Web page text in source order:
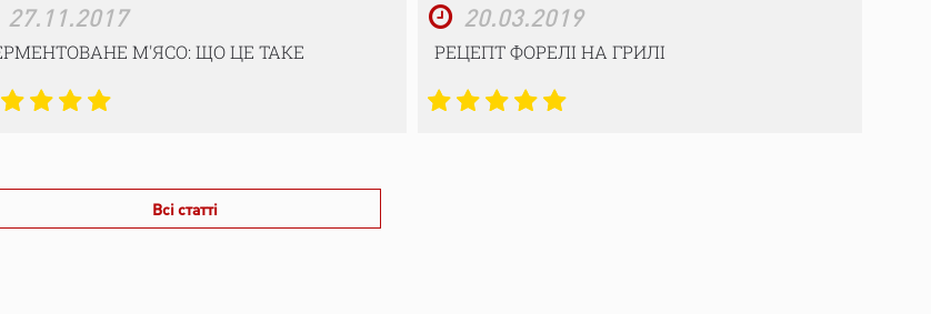
27.11.2017
М'ЯСО: ЩО ЦЕ ТАКЕ
20.03.2019
РЕЦЕПТ ФОРЕЛІ НА ГРИЛІ
Всі статті